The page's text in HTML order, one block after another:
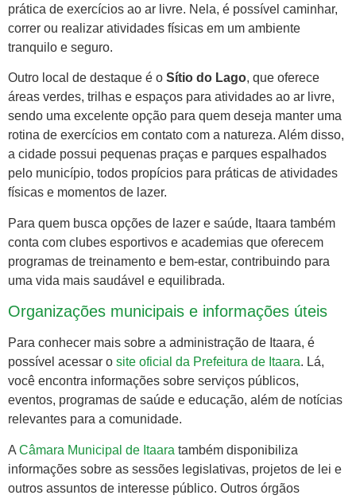
prática de exercícios ao ar livre. Nela, é possível caminhar,
correr ou realizar atividades físicas em um ambiente
tranquilo e seguro.
Outro local de destaque é o Sítio do Lago, que oferece
áreas verdes, trilhas e espaços para atividades ao ar livre,
sendo uma excelente opção para quem deseja manter uma
rotina de exercícios em contato com a natureza. Além disso,
a cidade possui pequenas praças e parques espalhados
pelo município, todos propícios para práticas de atividades
físicas e momentos de lazer.
Para quem busca opções de lazer e saúde, Itaara também
conta com clubes esportivos e academias que oferecem
programas de treinamento e bem-estar, contribuindo para
uma vida mais saudável e equilibrada.
Organizações municipais e informações úteis
Para conhecer mais sobre a administração de Itaara, é
possível acessar o site oficial da Prefeitura de Itaara. Lá,
você encontra informações sobre serviços públicos,
eventos, programas de saúde e educação, além de notícias
relevantes para a comunidade.
A Câmara Municipal de Itaara também disponibiliza
informações sobre as sessões legislativas, projetos de lei e
outros assuntos de interesse público. Outros órgãos